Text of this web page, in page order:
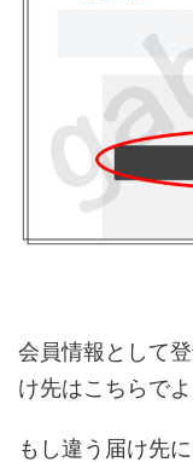
会員情報として
け先はこちらで
もし違う届け先